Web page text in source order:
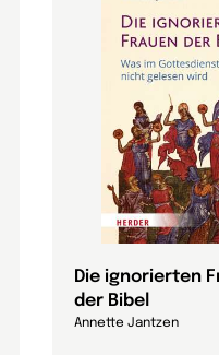
Die ignorierten
der Bibel
Annette Jantzen